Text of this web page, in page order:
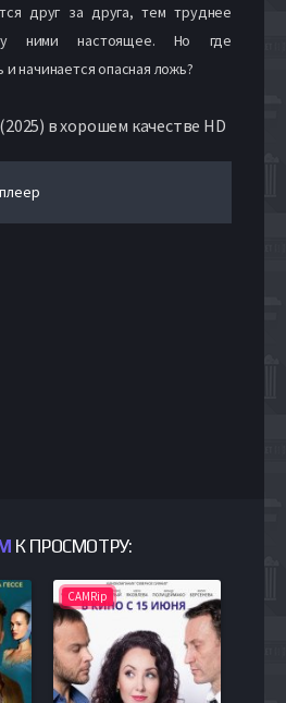
друг за друга, тем труднее
ними настоящее. Но где
начинается опасная ложь?
в хорошем качестве HD
К ПРОСМОТРУ:
CAMRip